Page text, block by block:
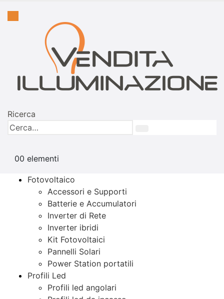
Ricerca
00 elementi
Fotovoltaico
Accessori e Supporti
Batterie e Accumulatori
Inverter di Rete
Inverter ibridi
Kit Fotovoltaici
Pannelli Solari
Power Station portatili
Profili Led
Profili led angolari